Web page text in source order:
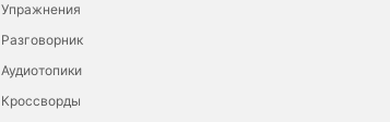
Упражнения
Разговорник
Аудиотопики
Кроссворды